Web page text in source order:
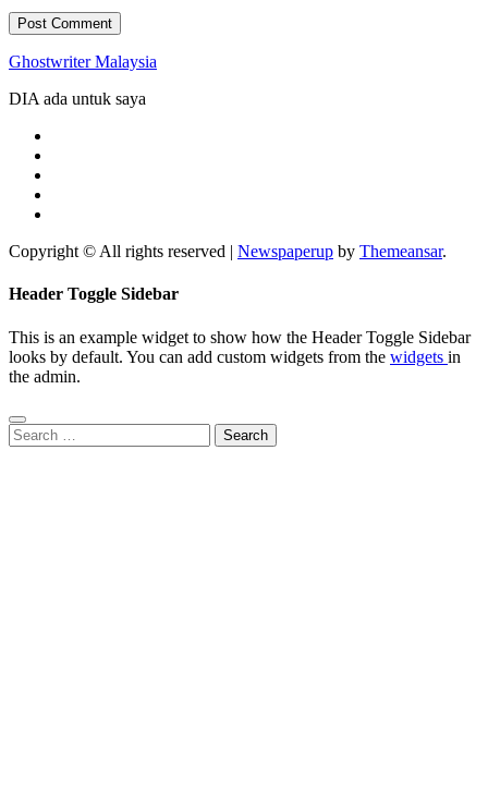
Ghostwriter Malaysia
DIA ada untuk saya
Copyright © All rights reserved | Newspaperup by Themeansar.
Header Toggle Sidebar
This is an example widget to show how the Header Toggle Sidebar
looks by default. You can add custom widgets from the widgets in
the admin.
Search
for: